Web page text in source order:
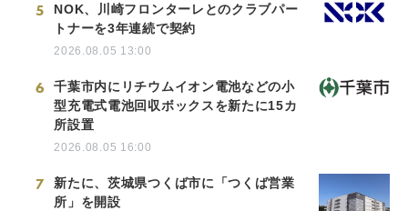
5
NOK、川崎フロンターレとのクラブパー
トナーを3年連続で契約
2026.08.05 13:00
6
千葉市内にリチウムイオン電池などの小
型充電式電池回収ボックスを新たに15カ
所設置
2026.08.05 16:00
7
新たに、茨城県つくば市に「つくば営業
所」を開設